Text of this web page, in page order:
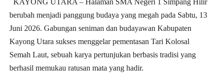
berubah menjadi panggung budaya yang megah pada Sabtu, 13
Juni 2026. Gabungan seniman dan budayawan Kabupaten
Kayong Utara sukses menggelar pementasan Tari Kolosal
Semah Laut, sebuah karya pertunjukan berbasis tradisi yang
berhasil memukau ratusan mata yang hadir.